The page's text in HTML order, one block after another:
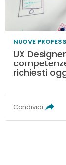
NUOVE
UX
richiesti
Condividi